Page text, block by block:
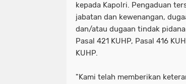
kepada Kapolri. Pengaduan
jabatan dan kewenangan,
dan/atau dugaan tindak
Pasal 421 KUHP, Pasal 416
KUHP.
"Kami telah memberikan